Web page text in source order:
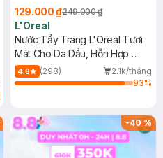
129.000 ₫249.000 ₫
L'Oreal
Nước Tẩy Trang L'Oreal Tươi
Mát Cho Da Dầu, Hỗn Hợp
400ml
4.8 (298)
2.1k/tháng
93%
-40%